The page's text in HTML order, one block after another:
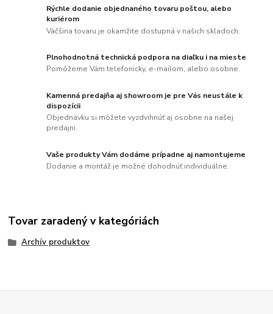
Rýchle dodanie objednaného tovaru poštou, alebo
kuriérom
Väčšina tovaru je okamžite dostupná v našich skladoch.
Plnohodnotná technická podpora na diaľku i na mieste
Pomôžeme Vám telefonicky, e-mailom, alebo osobne.
Kamenná predajňa aj showroom je pre Vás neustále k
dispozícii
Objednávku si môžete vyzdvihnúť aj osobne na našej
predajni.
Vaše produkty Vám dodáme prípadne aj namontujeme
Dodanie a montáž je možné dohodnúť individuálne.
Tovar zaradený v kategóriách
Archív produktov